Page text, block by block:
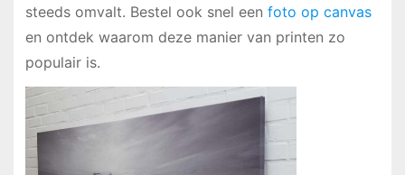
steeds omvalt. Bestel ook snel een foto op canvas
en ontdek waarom deze manier van printen zo
populair is.